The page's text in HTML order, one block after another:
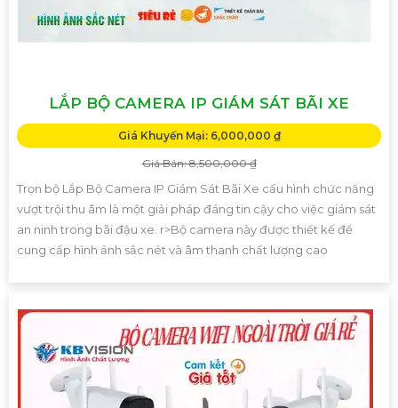
LẮP BỘ CAMERA IP GIÁM SÁT BÃI XE
Giá Khuyến Mại: 6,000,000 ₫
Giá Bán: 8,500,000 ₫
Trọn bộ Lắp Bộ Camera IP Giám Sát Bãi Xe cấu hình chức năng
vượt trội thu âm là một giải pháp đáng tin cậy cho việc giám sát
an ninh trong bãi đậu xe. r>Bộ camera này được thiết kế để
cung cấp hình ảnh sắc nét và âm thanh chất lượng cao